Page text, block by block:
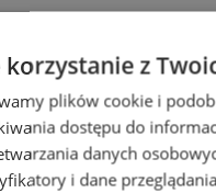
z
plików cookie i
dostępu do
danych
i dane